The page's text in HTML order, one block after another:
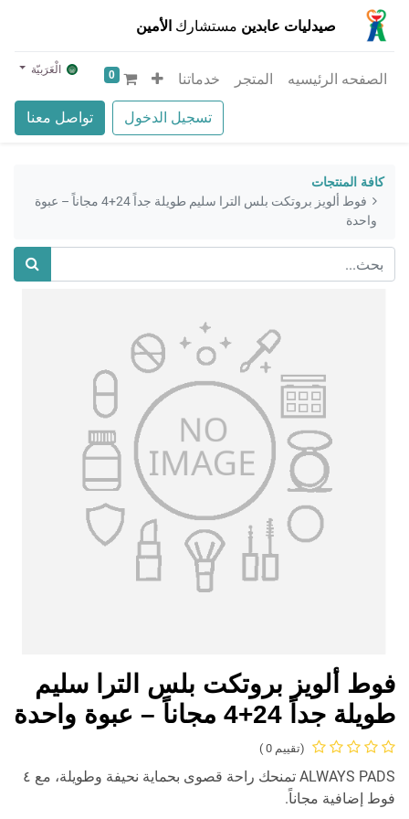
صيدليات عابدين مستشارك الأمين
تسجيل الدخول تواصل معنا
الصفحه الرئيسيه المتجر خدماتنا 0 الْعَرَبيّة
كافة المنتجات
فوط ألويز بروتكت بلس الترا سليم طويلة جداً 24+4 مجاناً – عبوة
واحدة
فوط ألويز بروتكت بلس الترا سليم
طويلة جداً 24+4 مجاناً – عبوة واحدة
(تقييم 0 )
ALWAYS PADS تمنحك راحة قصوى بحماية نحيفة وطويلة، مع ٤
فوط إضافية مجاناً.